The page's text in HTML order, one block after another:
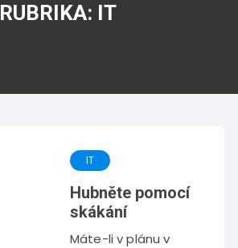
RUBRIKA: IT
IT
Hubněte pomocí
skákání
Máte-li v plánu v